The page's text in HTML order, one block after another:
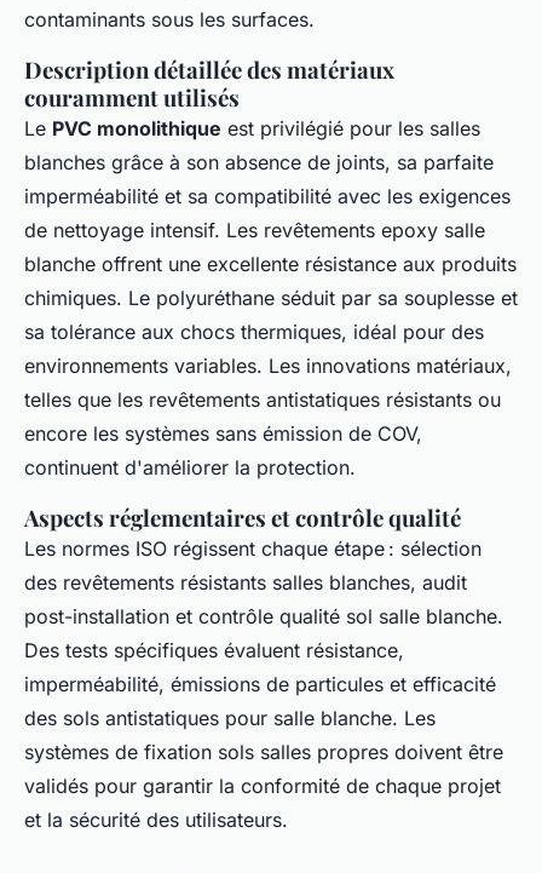
contaminants sous les surfaces.
Description détaillée des matériaux
couramment utilisés
Le PVC monolithique est privilégié pour les salles
blanches grâce à son absence de joints, sa parfaite
imperméabilité et sa compatibilité avec les exigences
de nettoyage intensif. Les revêtements epoxy salle
blanche offrent une excellente résistance aux produits
chimiques. Le polyuréthane séduit par sa souplesse et
sa tolérance aux chocs thermiques, idéal pour des
environnements variables. Les innovations matériaux,
telles que les revêtements antistatiques résistants ou
encore les systèmes sans émission de COV,
continuent d'améliorer la protection.
Aspects réglementaires et contrôle qualité
Les normes ISO régissent chaque étape : sélection
des revêtements résistants salles blanches, audit
post-installation et contrôle qualité sol salle blanche.
Des tests spécifiques évaluent résistance,
imperméabilité, émissions de particules et efficacité
des sols antistatiques pour salle blanche. Les
systèmes de fixation sols salles propres doivent être
validés pour garantir la conformité de chaque projet
et la sécurité des utilisateurs.